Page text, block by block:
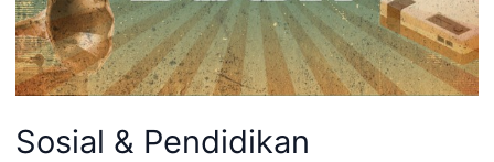
Sosial & Pendidikan